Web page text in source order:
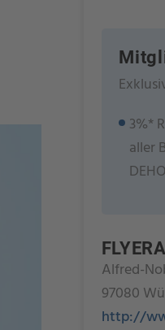
3%*
aller
Alfred-
97080
http://